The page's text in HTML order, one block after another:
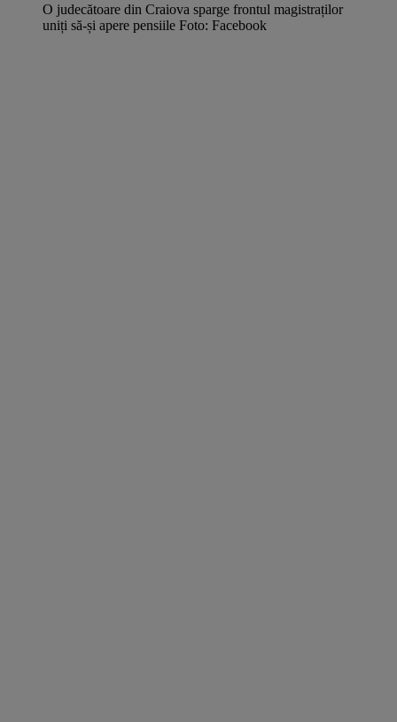
O judecătoare din Craiova sparge frontul magistraților
uniți să-și apere pensiile Foto: Facebook